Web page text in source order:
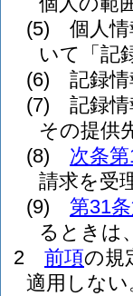
(5)
個人
いて「記
(6)
記録
(7)
記録
その提供
(8)
次条
請求を受
(9)
第31
るときは
2
前項の規
適用しない